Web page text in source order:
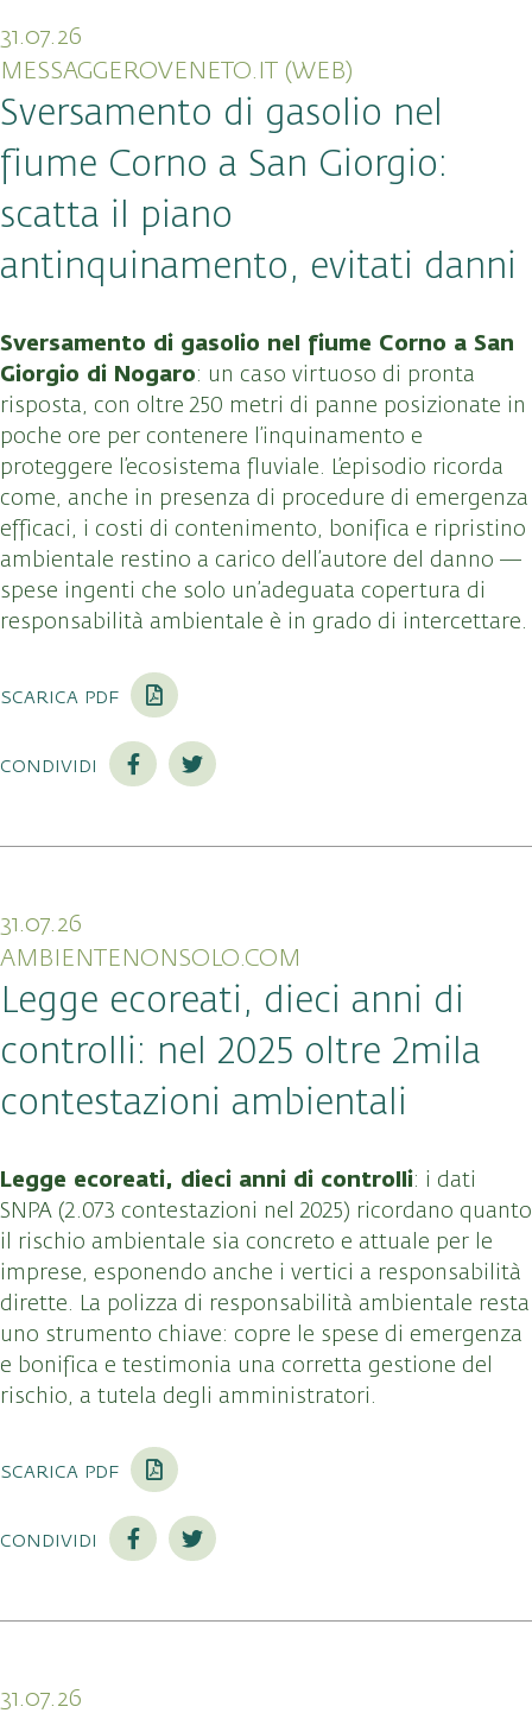
31.07.26
MESSAGGEROVENETO.IT (WEB)
Sversamento di gasolio nel
fiume Corno a San Giorgio:
scatta il piano
antinquinamento, evitati danni
Sversamento di gasolio nel fiume Corno a San
Giorgio di Nogaro: un caso virtuoso di pronta
risposta, con oltre 250 metri di panne posizionate in
poche ore per contenere l’inquinamento e
proteggere l’ecosistema fluviale. L’episodio ricorda
come, anche in presenza di procedure di emergenza
efficaci, i costi di contenimento, bonifica e ripristino
ambientale restino a carico dell’autore del danno —
spese ingenti che solo un’adeguata copertura di
responsabilità ambientale è in grado di intercettare.
scarica pdf
condividi
31.07.26
AMBIENTENONSOLO.COM
Legge ecoreati, dieci anni di
controlli: nel 2025 oltre 2mila
contestazioni ambientali
Legge ecoreati, dieci anni di controlli: i dati
SNPA (2.073 contestazioni nel 2025) ricordano quanto
il rischio ambientale sia concreto e attuale per le
imprese, esponendo anche i vertici a responsabilità
dirette. La polizza di responsabilità ambientale resta
uno strumento chiave: copre le spese di emergenza
e bonifica e testimonia una corretta gestione del
rischio, a tutela degli amministratori.
scarica pdf
condividi
31.07.26